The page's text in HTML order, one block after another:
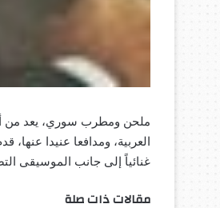
ملحن ومطرب سوري، يعد من
غنائياً إلى جانب الموسيقى
مقالات ذات صلة